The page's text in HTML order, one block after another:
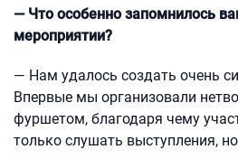
— Что особенно запомнилось
мероприятии?
— Нам удалось создать очень
Впервые мы организовали
фуршетом, благодаря чему
только слушать выступления,